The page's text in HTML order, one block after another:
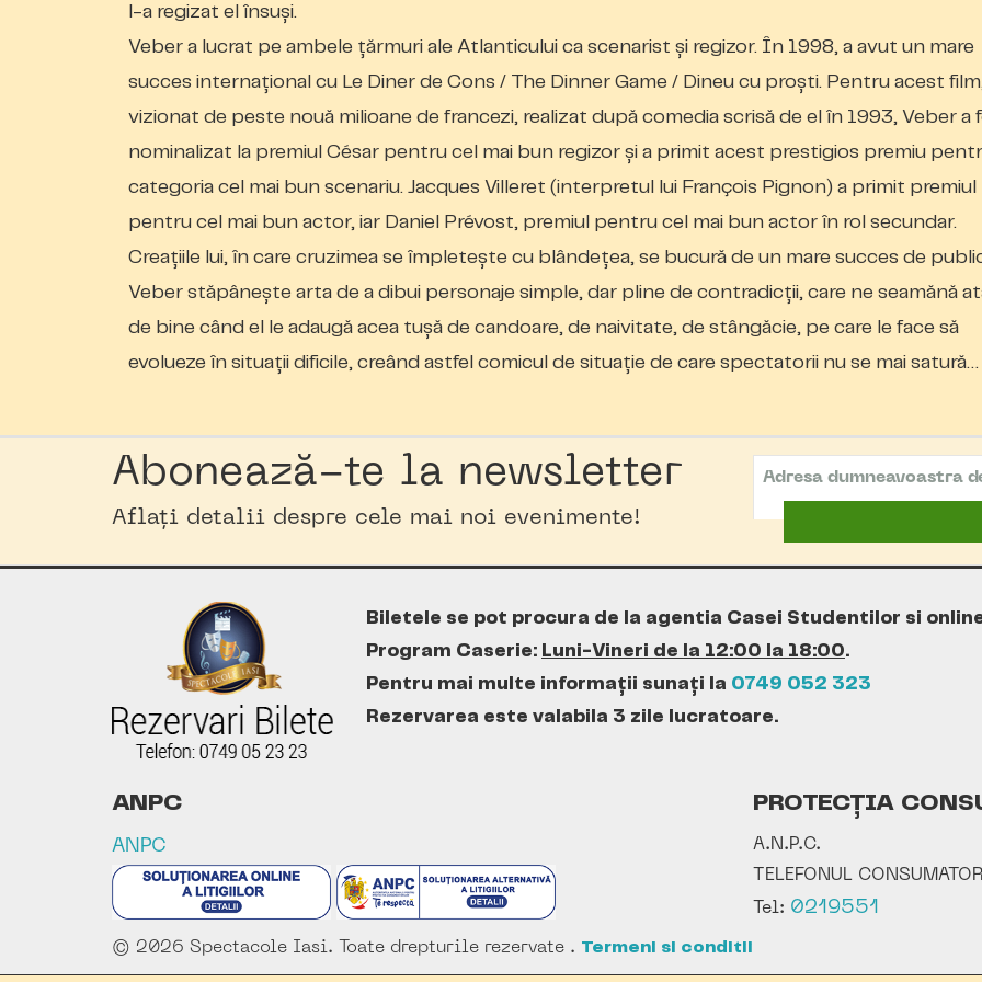
l-a regizat el însuşi.
Veber a lucrat pe ambele ţărmuri ale Atlanticului ca scenarist şi regizor. În 1998, a avut un mare
succes internaţional cu Le Diner de Cons / The Dinner Game / Dineu cu proşti. Pentru acest
vizionat de peste nouă milioane de francezi, realizat după comedia scrisă de el în 1993, Veber a
nominalizat la premiul César pentru cel mai bun regizor şi a primit acest prestigios premiu
categoria cel mai bun scenariu. Jacques Villeret (interpretul lui François Pignon) a primit premiul
pentru cel mai bun actor, iar Daniel Prévost, premiul pentru cel mai bun actor în rol secundar.
Creaţiile lui, în care cruzimea se împleteşte cu blândeţea, se bucură de un mare succes de
Veber stăpâneşte arta de a dibui personaje simple, dar pline de contradicţii, care ne seamănă
de bine când el le adaugă acea tuşă de candoare, de naivitate, de stângăcie, pe care le face să
evolueze în situaţii dificile, creând astfel comicul de situaţie de care spectatorii nu se mai satură…
Abonează-te la newsletter
Aflați detalii despre cele mai noi evenimente!
Biletele se pot procura de la agentia Casei Studentilor si
Program Caserie: Luni-Vineri de la 12:00 la 18:00.
Pentru mai multe informații sunați la 0749 052 323
Rezervarea este valabila 3 zile lucratoare.
ANPC
ANPC
PROTECȚIA
A.N.P.C.
TELEFONUL
Tel: 0219551
© 2026 Spectacole Iasi. Toate drepturile rezervate . Termeni si conditii